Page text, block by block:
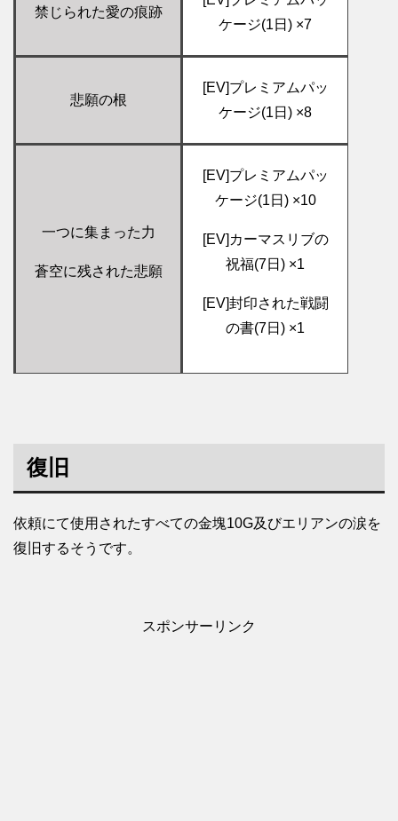
禁じられた愛の痕跡
ケージ(1日) ×7
悲願の根
[EV]プレミアムパッ
ケージ(1日) ×8
一つに集まった力
蒼空に残された悲願
[EV]プレミアムパッ
ケージ(1日) ×10
[EV]カーマスリブの
祝福(7日) ×1
[EV]封印された戦闘
の書(7日) ×1
復旧
依頼にて使用されたすべての金塊10G及びエリアンの涙を
復旧するそうです。
スポンサーリンク